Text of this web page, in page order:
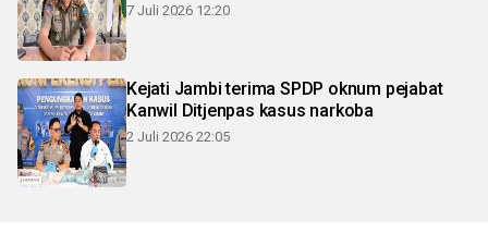
7 Juli 2026 12:20
Kejati Jambi terima SPDP oknum pejabat
Kanwil Ditjenpas kasus narkoba
2 Juli 2026 22:05